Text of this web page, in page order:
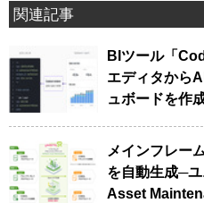
関連記事
BIツール「
エディタから
ュボードを作
メインフレー
を自動生成─
Asset